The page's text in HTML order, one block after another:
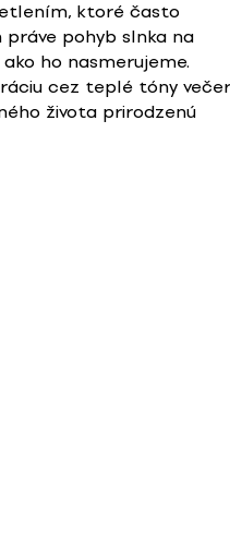
ktoré často
pohyb slnka na
ho nasmerujeme.
cez teplé tóny
života prirodzenú